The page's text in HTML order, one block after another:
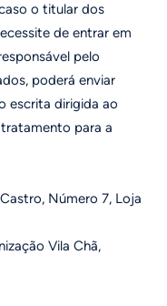
o titular dos
de entrar em
pelo
poderá enviar
escrita dirigida ao
para a
Número 7, Loja
Vila Chã,